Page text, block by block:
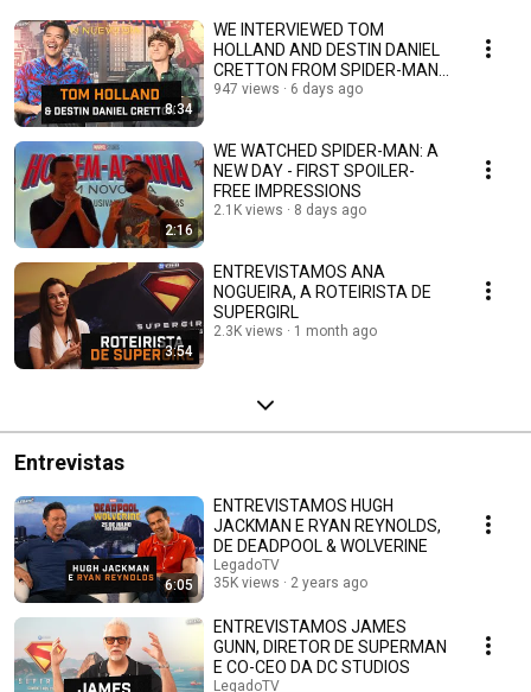
8:34
WE INTERVIEWED TOM
HOLLAND AND DESTIN DANIEL
CRETTON FROM SPIDER-MAN:
A NEW DAY
947 views 6 days ago
2:16
WE WATCHED SPIDER-MAN: A
NEW DAY - FIRST SPOILER-
FREE IMPRESSIONS
2.1K views 8 days ago
3:54
ENTREVISTAMOS ANA
NOGUEIRA, A ROTEIRISTA DE
SUPERGIRL
2.3K views 1 month ago
Entrevistas
6:05
ENTREVISTAMOS HUGH
JACKMAN E RYAN REYNOLDS,
DE DEADPOOL & WOLVERINE
LegadoTV
35K views
2 years ago
ENTREVISTAMOS JAMES
GUNN, DIRETOR DE SUPERMAN
E CO-CEO DA DC STUDIOS
LegadoTV